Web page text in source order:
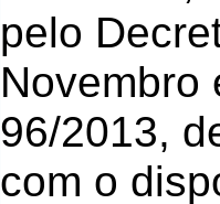
pelo
Novembro
96/2013,
com o